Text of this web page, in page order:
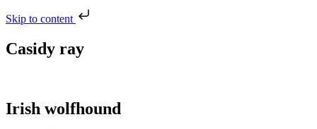
Skip to content
Casidy ray
Irish wolfhound